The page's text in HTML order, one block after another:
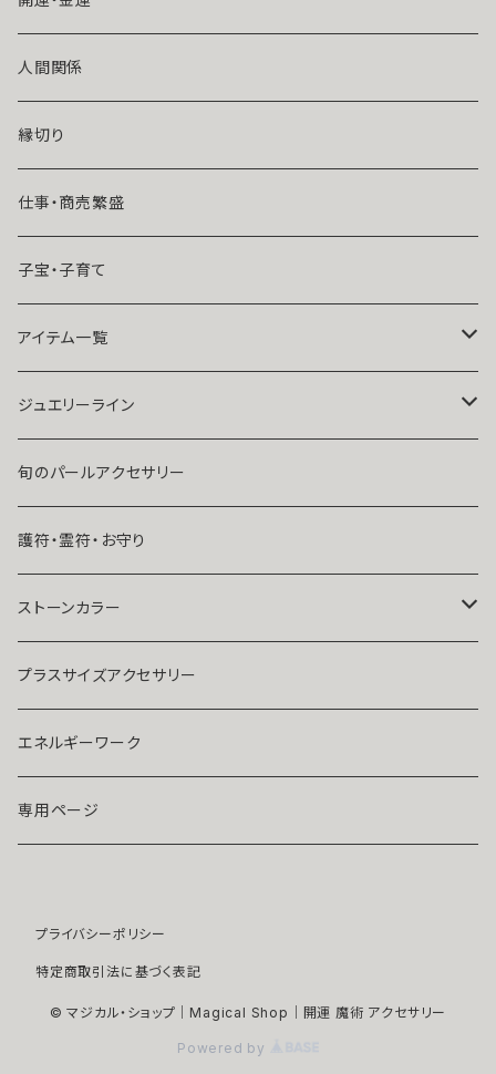
風水師さくら
魔術師恋雪
魔術師N.Kelly
魔術師Sara Serendipity
祈祷師澪央
ユタ玉城陽
ライバルの居る恋（略奪したい）
年齢差のある恋（年上・年下）
マンネリ気味の恋
遠距離
復縁したい・取り戻したい愛情
人に言えない関係
出会いが欲しい
結婚したい
人気運・モテる
人間関係
縁切り
仕事・商売繁盛
子宝・子育て
アイテム一覧
ネックレス
ブレスレット・アンクレット
リング
イヤリング・ピアス
ストラップ・キーホルダー
マスクピアス
ブローチ
開運アイテム
浄化アイテム
ジュエリーライン
Ｋ１０
K１４
Ｋ１８
プラチナ
ダイヤモンド
モアサナイト
パール
旬のパールアクセサリー
護符・霊符・お守り
ストーンカラー
クリア
ブルー
レッド
ピンク
イエロー
プラスサイズアクセサリー
エネルギーワーク
専用ページ
プライバシーポリシー
特定商取引法に基づく表記
© マジカル・ショップ｜Magical Shop｜開運 魔術 アクセサリー
Powered by